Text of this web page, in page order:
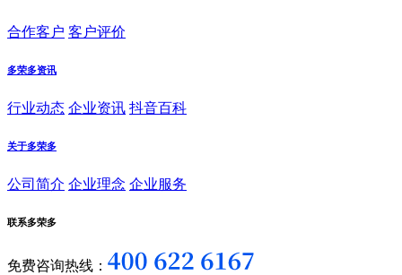
合作客户 客户评价
多荣多资讯
行业动态 企业资讯 抖音百科
关于多荣多
公司简介 企业理念 企业服务
联系多荣多
免费咨询热线：